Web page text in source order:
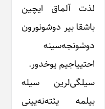
لذت آلماق ایچین
باشقا بیر دوشونورون
دوشونجه‌سینه
احتییاجیم یوخدور.
سیلگی‌لرین سیله
بیلمه یئته‌نه‌یینی